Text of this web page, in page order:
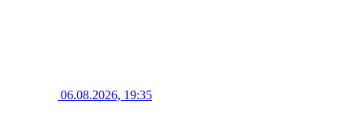
06.08.2026, 19:35